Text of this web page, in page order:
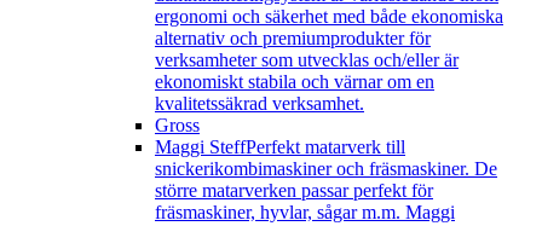
ergonomi och säkerhet med både ekonomiska
alternativ och premiumprodukter för
verksamheter som utvecklas och/eller är
ekonomiskt stabila och värnar om en
kvalitetssäkrad verksamhet.
Gross
Maggi SteffPerfekt matarverk till
snickerikombimaskiner och fräsmaskiner. De
större matarverken passar perfekt för
fräsmaskiner, hyvlar, sågar m.m. Maggi